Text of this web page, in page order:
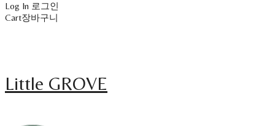
Log In 로그인
Cart장바구니
Little GROVE